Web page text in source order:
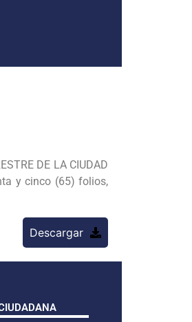
DE LA CIUDAD
y cinco (65) folios,
Descargar